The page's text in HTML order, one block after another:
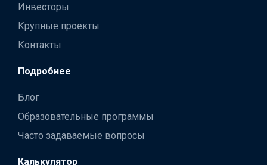
Инвесторы
Крупные проекты
Контакты
Подробнее
Блог
Образовательные программы
Часто задаваемые вопросы
Калькулятор